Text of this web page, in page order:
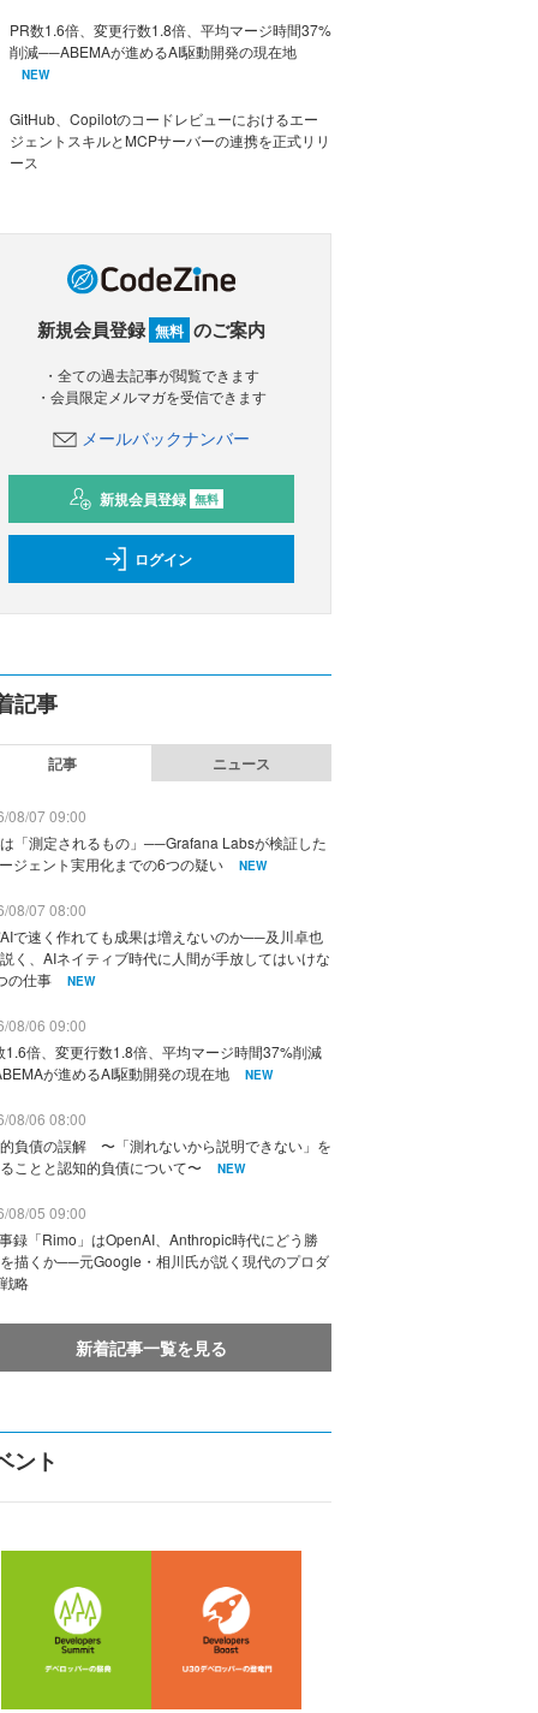
PR数1.6倍、変更行数1.8倍、平均マージ時間37%
削減──ABEMAが進めるAI駆動開発の現在地
NEW
GitHub、Copilotのコードレビューにおけるエー
ジェントスキルとMCPサーバーの連携を正式リリ
ース
新規会員登録 無料 のご案内
・全ての過去記事が閲覧できます
・会員限定メルマガを受信できます
メールバックナンバー
新規会員登録 無料
ログイン
記事
記事 ニュース
08/07 09:00
「測定されるもの」──Grafana Labsが検証した
ジェント実用化までの6つの疑い
NEW
08/07 08:00
で速く作れても成果は増えないのか──及川卓也
く、AIネイティブ時代に人間が手放してはいけな
の仕事
NEW
08/06 09:00
1.6倍、変更行数1.8倍、平均マージ時間37%削減
が進めるAI駆動開発の現在地
NEW
08/06 08:00
負債の誤解 〜「測れないから説明できない」を
ことと認知的負債について〜
NEW
08/05 09:00
録「Rimo」はOpenAI、Anthropic時代にどう勝
描くか──元Google・相川氏が説く現代のプロダ
略
新着記事一覧を見る
ント